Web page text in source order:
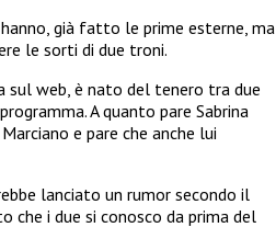
già fatto le prime esterne, ma
le sorti di due troni.
sul web, è nato del tenero tra due
A quanto pare Sabrina
e pare che anche lui
lanciato un rumor secondo il
i due si conosco da prima del